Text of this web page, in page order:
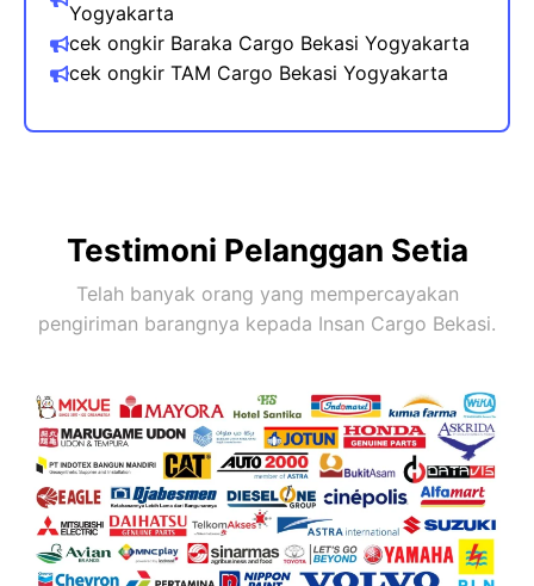
Yogyakarta​
cek ongkir Baraka Cargo Bekasi Yogyakarta
cek ongkir TAM Cargo Bekasi Yogyakarta
Testimoni Pelanggan Setia
Telah banyak orang yang mempercayakan
pengiriman barangnya kepada Insan Cargo Bekasi.